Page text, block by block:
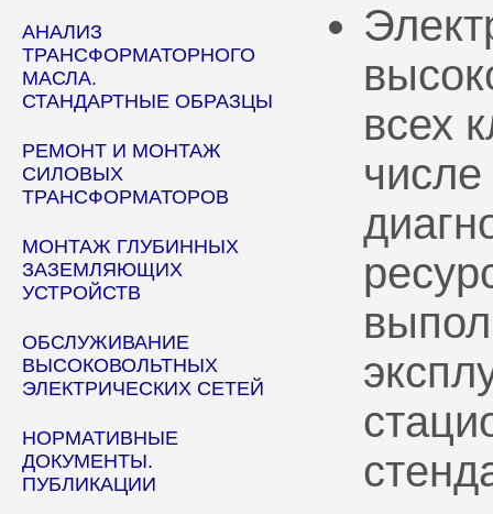
АНАЛИЗ
ТРАНСФОРМАТОРНОГО
МАСЛА.
СТАНДАРТНЫЕ ОБРАЗЦЫ
РЕМОНТ И МОНТАЖ
СИЛОВЫХ
ТРАНСФОРМАТОРОВ
МОНТАЖ ГЛУБИННЫХ
ЗАЗЕМЛЯЮЩИХ
УСТРОЙСТВ
ОБСЛУЖИВАНИЕ
ВЫСОКОВОЛЬТНЫХ
ЭЛЕКТРИЧЕСКИХ СЕТЕЙ
НОРМАТИВНЫЕ
ДОКУМЕНТЫ.
ПУБЛИКАЦИИ
всех